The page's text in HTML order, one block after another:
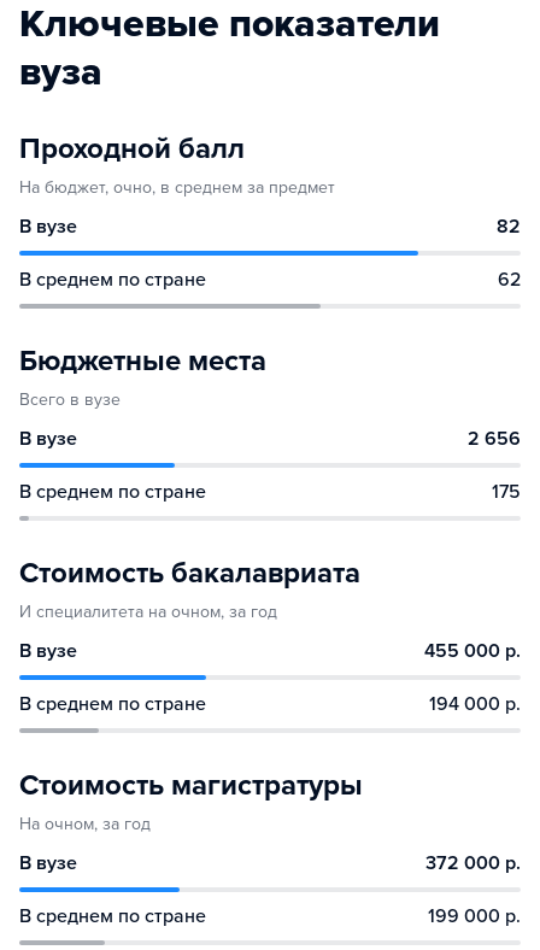
Ключевые показатели
вуза
Проходной балл
На бюджет, очно, в среднем за предмет
В вузе 82
В среднем по стране 62
Бюджетные места
Всего в вузе
В вузе 2 656
В среднем по стране 175
Стоимость бакалавриата
И специалитета на очном, за год
В вузе 455 000 р.
В среднем по стране 194 000 р.
Стоимость магистратуры
На очном, за год
В вузе 372 000 р.
В среднем по стране 199 000 р.